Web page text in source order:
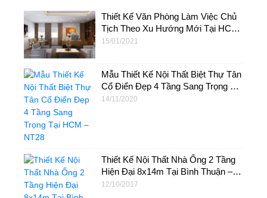
Thiết Kế Văn Phòng Làm Việc Chủ
Tịch Theo Xu Hướng Mới Tại HCM
– NTVP04
15/01/2021
Mẫu Thiết Kế Nội Thất Biệt Thự Tân
Cổ Điển Đẹp 4 Tầng Sang Trọng Tại
HCM – NT28
14/11/2020
Thiết Kế Nội Thất Nhà Ống 2 Tầng
Hiện Đại 8x14m Tại Bình Thuận –
NT07
12/10/2017